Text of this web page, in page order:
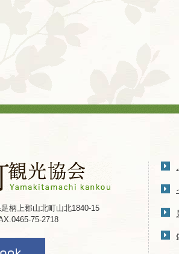
柄上郡山北町山北1840-15
75-2718